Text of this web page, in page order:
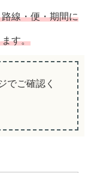
線・便・期間に
す。
でご確認く